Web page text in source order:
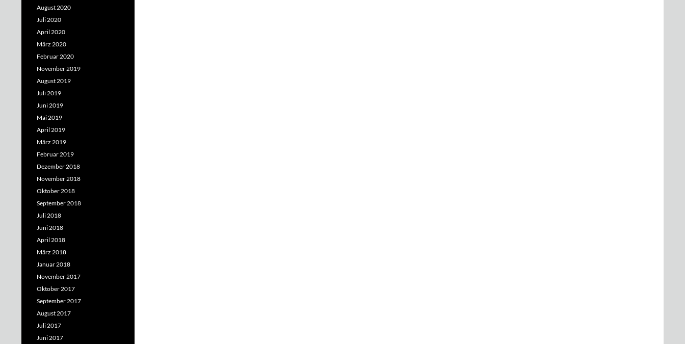
August 2020
Juli 2020
April 2020
März 2020
Februar 2020
November 2019
August 2019
Juli 2019
Juni 2019
Mai 2019
April 2019
März 2019
Februar 2019
Dezember 2018
November 2018
Oktober 2018
September 2018
Juli 2018
Juni 2018
April 2018
März 2018
Januar 2018
November 2017
Oktober 2017
September 2017
August 2017
Juli 2017
Juni 2017